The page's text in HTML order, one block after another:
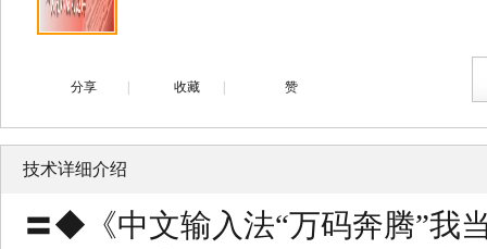
分享 收藏 赞
技术详细介绍
〓◆《中文输入法“万码奔腾”